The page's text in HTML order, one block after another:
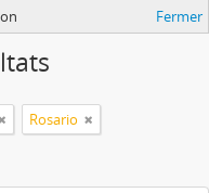
Fermer
Rosario